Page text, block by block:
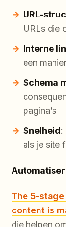
URL-
URLs die
Interne
een
Schema
pagina’s
Snelheid:
als je site
The 5-
content is
die helpen